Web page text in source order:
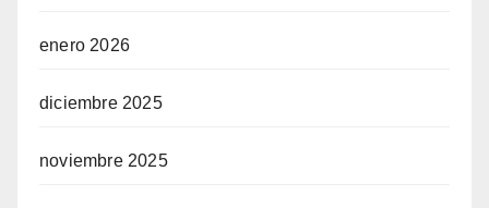
enero 2026
diciembre 2025
noviembre 2025